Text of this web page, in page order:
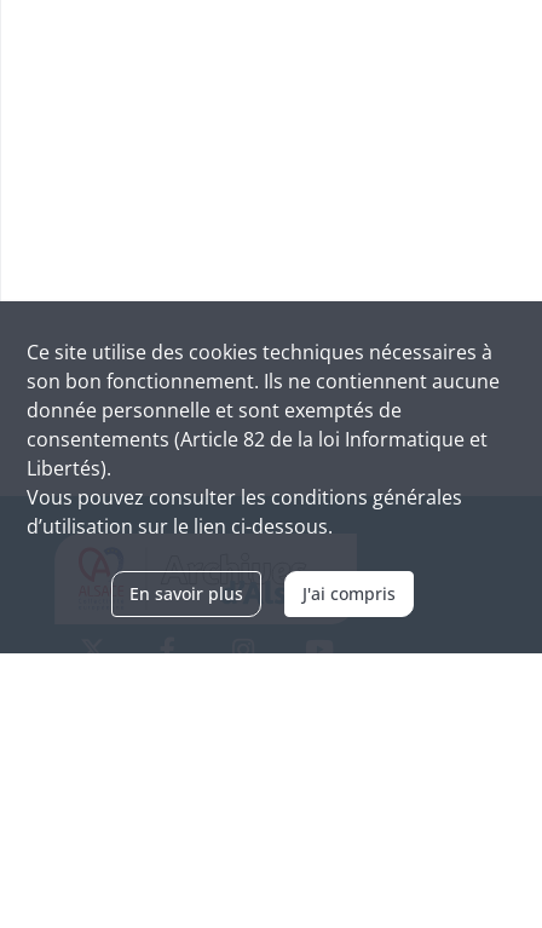
Ce site utilise des cookies techniques nécessaires à
son bon fonctionnement. Ils ne contiennent aucune
donnée personnelle et sont exemptés de
consentements (Article 82 de la loi Informatique et
Libertés).
Vous pouvez consulter les conditions générales
d’utilisation sur le lien ci-dessous.
En savoir plus J'ai compris